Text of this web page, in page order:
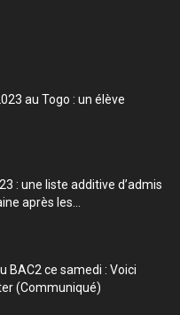
au Togo : un élève
: une liste additive d’admis
après les...
BAC2 ce samedi : Voici
(Communiqué)